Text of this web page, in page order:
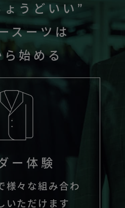
うどいい”
スーツは
始める
ー体験
様々な組み合わ
いただけます